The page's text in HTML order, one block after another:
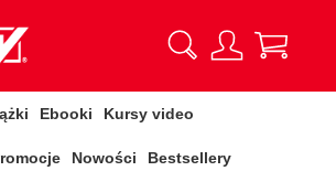
Ebooki Kursy video
Nowości Bestsellery